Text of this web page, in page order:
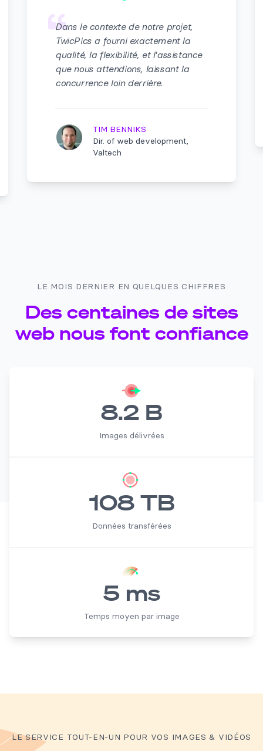
Dans le contexte de notre projet,
TwicPics a fourni exactement la
qualité, la flexibilité, et l'assistance
que nous attendions, laissant la
concurrence loin derrière.
TIM BENNIKS
Dir. of web development,
Valtech
LE MOIS DERNIER EN QUELQUES CHIFFRES
Des centaines de sites
web nous font confiance
Images délivrées
8.2 B
Données transférées
108 TB
Temps moyen par image
5 ms
LE SERVICE TOUT-EN-UN POUR VOS IMAGES & VIDÉOS